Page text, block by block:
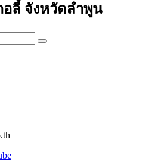
ลี้ จังหวัดลำพูน